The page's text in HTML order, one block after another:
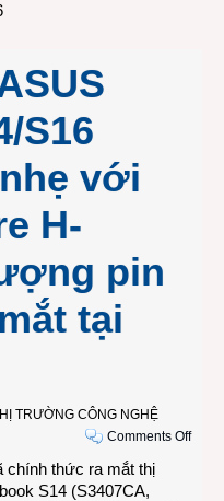
S16
với
H-
pin
tại
TRƯỜNG CÔNG NGHỆ
Comments Offon
chính thức ra mắt thị
S14 (S3407CA,